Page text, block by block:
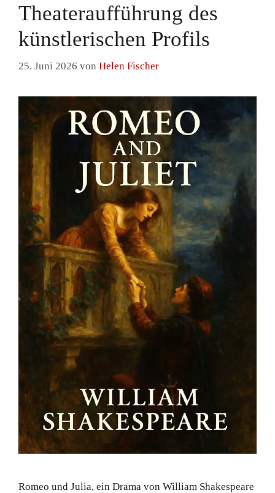
Theateraufführung des
künstlerischen Profils
25. Juni 2026 von Helen Fischer
Romeo und Julia, ein Drama von William Shakespeare